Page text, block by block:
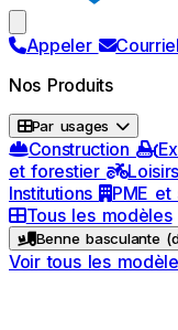
Appeler
Courriel
Nos Produits
Par usages
Construction
et forestier
Institutions PME et
Tous les modèles
Benne basculante
Voir tous les